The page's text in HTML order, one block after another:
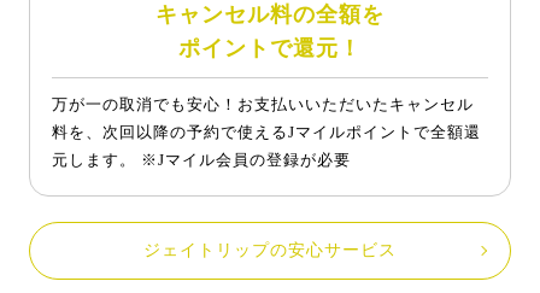
キャンセル料の全額を
ポイントで還元！
万が一の取消でも安心！お支払いいただいたキャンセル
料を、次回以降の予約で使えるJマイルポイントで全額還
元します。 ※Jマイル会員の登録が必要
ジェイトリップの安心サービス